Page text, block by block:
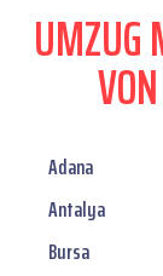
UMZUG
Adana
Antalya
Bursa